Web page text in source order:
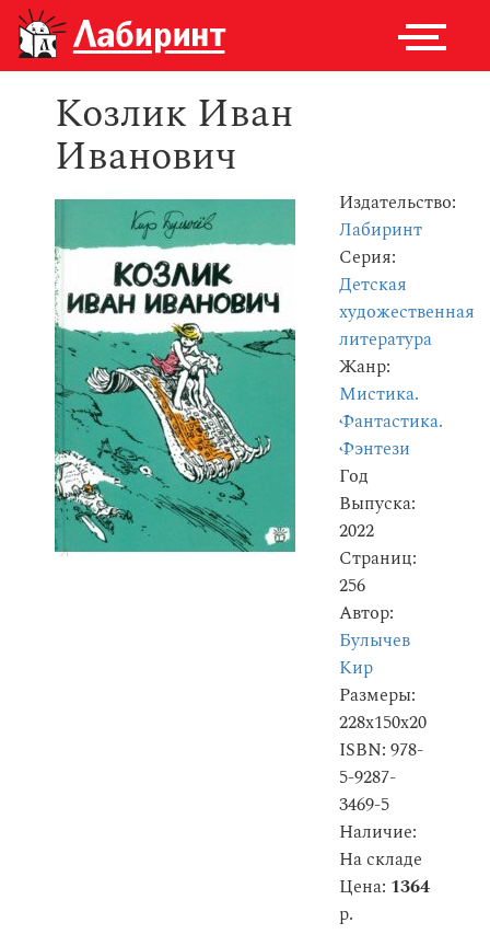
Козлик Иван
Иванович
Издательство:
Лабиринт
Серия:
Детская
художественная
литература
Жанр:
Мистика.
Фантастика.
Фэнтези
Год
Выпуска:
2022
Страниц:
256
Автор:
Булычев
Кир
Размеры:
228x150x20
ISBN: 978-
5-9287-
3469-5
Наличие:
На складе
Цена: 1364
р.